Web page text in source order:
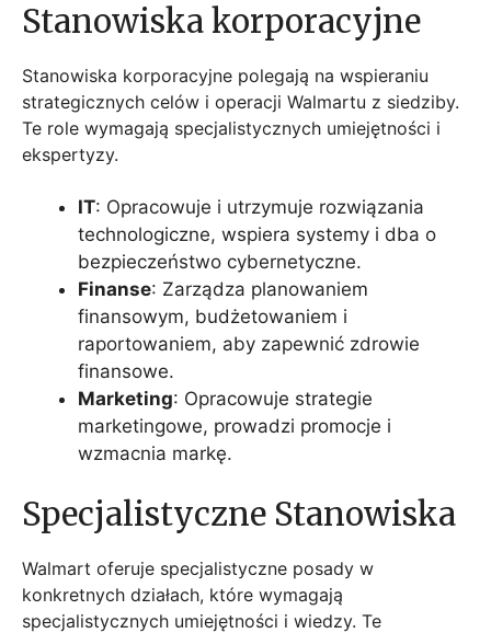
Stanowiska korporacyjne
Stanowiska korporacyjne polegają na wspieraniu
strategicznych celów i operacji Walmartu z siedziby.
Te role wymagają specjalistycznych umiejętności i
ekspertyzy.
IT: Opracowuje i utrzymuje rozwiązania
technologiczne, wspiera systemy i dba o
bezpieczeństwo cybernetyczne.
Finanse: Zarządza planowaniem
finansowym, budżetowaniem i
raportowaniem, aby zapewnić zdrowie
finansowe.
Marketing: Opracowuje strategie
marketingowe, prowadzi promocje i
wzmacnia markę.
Specjalistyczne Stanowiska
Walmart oferuje specjalistyczne posady w
konkretnych działach, które wymagają
specjalistycznych umiejętności i wiedzy. Te